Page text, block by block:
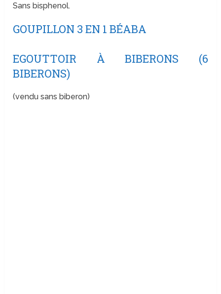
Sans bisphenol.
GOUPILLON 3 EN 1 BÉABA
EGOUTTOIR À BIBERONS (6
BIBERONS)
(vendu sans biberon)